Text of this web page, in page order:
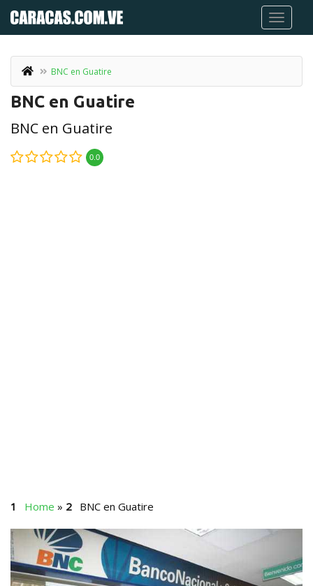
BNC en Guatire
BNC en Guatire
BNC en Guatire
0.0
Home » BNC en Guatire